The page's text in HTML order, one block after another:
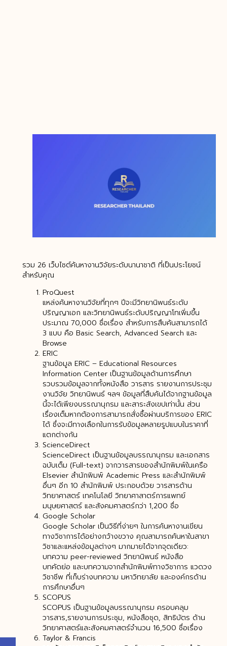
รวม 26 เว็บไซต์ค้นหางานวิจัยระดับนานาชาติ ที่เป็นประโยชน์
สำหรับคุณ
ProQuest
แหล่งค้นหางานวิจัยที่ทุกๆ ปีจะมีวิทยานิพนธ์ระดับ
ปริญญาเอก และวิทยานิพนธ์ระดับปริญญาโทเพิ่มขึ้น
ประมาณ 70,000 ชื่อเรื่อง สำหรับการสืบค้นสามารถได้
3 แบบ คือ Basic Search, Advanced Search และ
Browse
ERIC
ฐานข้อมูล ERIC – Educational Resources
Information Center เป็นฐานข้อมูลด้านการศึกษา
รวบรวมข้อมูลจากทั้งหนังสือ วารสาร รายงานการประชุม
งานวิจัย วิทยานิพนธ์ ฯลฯ ข้อมูลที่สืบค้นได้จากฐานข้อมูล
นี้จะได้เพียงบรรณานุกรม และสาระสังเขปเท่านั้น ส่วน
เรื่องเต็มหากต้องการสามารถสั่งซื้อผ่านบริการของ ERIC
ได้ ซึ่งจะมีทางเลือกในการรับข้อมูลหลายรูปแบบในราคาที่
แตกต่างกัน
ScienceDirect
ScienceDirect เป็นฐานข้อมูลบรรณานุกรม และเอกสาร
ฉบับเต็ม (Full-text) จากวารสารของสำนักพิมพ์ในเครือ
Elsevier สำนักพิมพ์ Academic Press และสำนักพิมพ์
อื่นๆ อีก 10 สำนักพิมพ์ ประกอบด้วย วารสารด้าน
วิทยาศาสตร์ เทคโนโลยี วิทยาศาสาตร์การแพทย์
มนุษยศาสตร์ และสังคมศาสตร์กว่า 1,200 ชื่อ
Google Scholar
Google Scholar เป็นวิธีที่ง่ายๆ ในการค้นหางานเขียน
ทางวิชาการได้อย่างกว้างขวาง คุณสามารถค้นหาในสาขา
วิชาและแหล่งข้อมูลต่างๆ มากมายได้จากจุดเดียว:
บทความ peer-reviewed วิทยานิพนธ์ หนังสือ
บทคัดย่อ และบทความจากสำนักพิมพ์ทางวิชาการ แวดวง
วิชาชีพ ที่เก็บร่างบทความ มหาวิทยาลัย และองค์กรด้าน
การศึกษาอื่นๆ
SCOPUS
SCOPUS เป็นฐานข้อมูลบรรณานุกรม ครอบคลุม
วารสาร,รายงานการประชุม, หนังสือชุด, สิทธิบัตร ด้าน
วิทยาศาสตร์และสังคมศาสตร์จำนวน 16,500 ชื่อเรื่อง
Taylor & Francis